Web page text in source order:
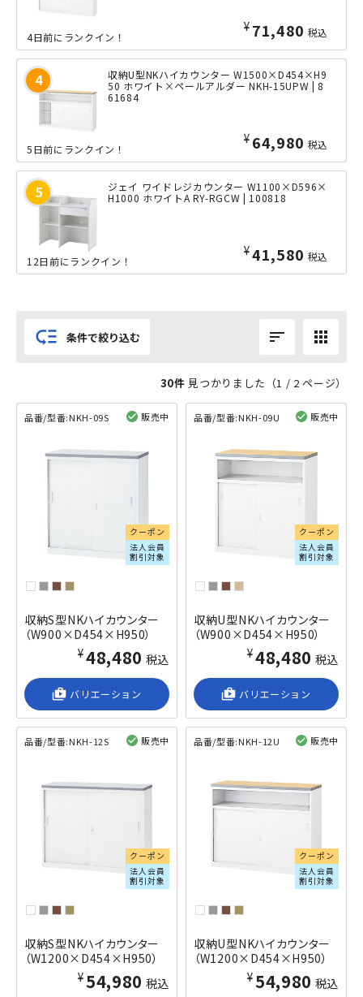
¥ 71,480 税込
4日前にランクイン！
収納U型NKハイカウンター W1500×D454×H9
50 ホワイト×ペールアルダー NKH-15UPW | 8
61684
¥ 64,980 税込
5日前にランクイン！
ジェイ ワイドレジカウンター W1100×D596×
H1000 ホワイトA RY-RGCW | 100818
¥41,580 税込
12日前にランクイン！
low_priority 条件で絞り込む sort apps
30件 見つかりました（1 / 2 ページ）
品番/型番:NKH-09S 販売中
クーポン
法人会員
割引対象
収納S型NKハイカウンター
（W900×D454×H950）
¥48,480 税込
shop_2 バリエーション
品番/型番:NKH-09U 販売中
クーポン
法人会員
割引対象
収納U型NKハイカウンター
（W900×D454×H950）
¥48,480 税込
shop_2 バリエーション
品番/型番:NKH-12S 販売中
クーポン
法人会員
割引対象
収納S型NKハイカウンター
（W1200×D454×H950）
¥54,980 税込
品番/型番:NKH-12U 販売中
クーポン
法人会員
割引対象
収納U型NKハイカウンター
（W1200×D454×H950）
¥54,980 税込